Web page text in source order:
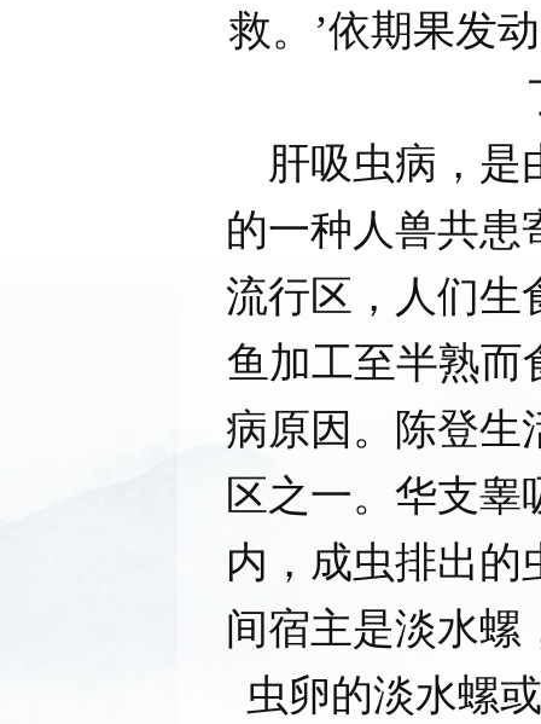
救。’依期果发
肝吸虫病，是
的一种人兽共患
流行区，人们生
鱼加工至半熟而
病原因。陈登生
区之一。华支睾
内，成虫排出的
间宿主是淡水螺
虫卵的淡水螺